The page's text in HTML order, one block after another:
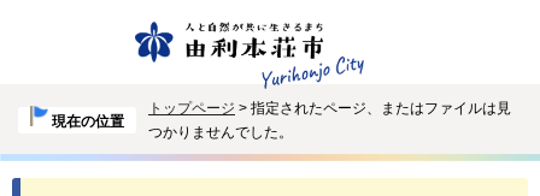
現在の位置
トップページ > 指定されたページ、またはファイルは見
つかりませんでした。